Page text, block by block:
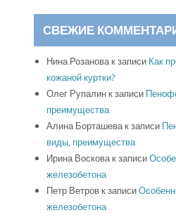
СВЕЖИЕ
Нина Розановак записи Как
кожаной куртки?
Олег Рупалин к записи
преимущества
Алина Борташевак записи
виды, преимущества
Ирина Восковак записи
железобетона
Петр Ветров к записи
железобетона